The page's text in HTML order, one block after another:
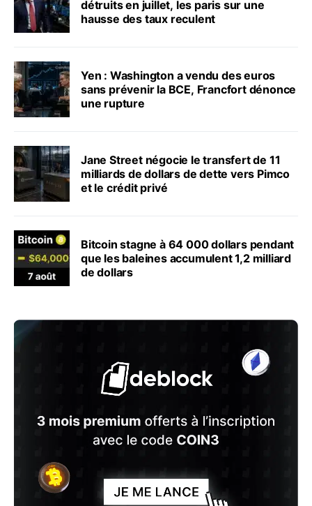
détruits en juillet, les paris sur une
hausse des taux reculent
Yen : Washington a vendu des euros
sans prévenir la BCE, Francfort dénonce
une rupture
Jane Street négocie le transfert de 11
milliards de dollars de dette vers Pimco
et le crédit privé
Bitcoin stagne à 64 000 dollars pendant
que les baleines accumulent 1,2 milliard
de dollars